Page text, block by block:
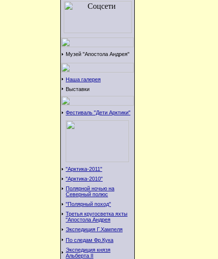
Музей "Апостола Андрея"
Наша галерея
Выставки
Фестиваль "Дети Арктики"
"Арктика-2011"
"Арктика-2010"
Полярной ночью на
Северный полюс
"Полярный поход"
Третья кругосветка яхты
"Апостола Андрея
Экспедиция Г.Хампеля
По следам Фр.Кука
Экспедиция князя
Альберта II